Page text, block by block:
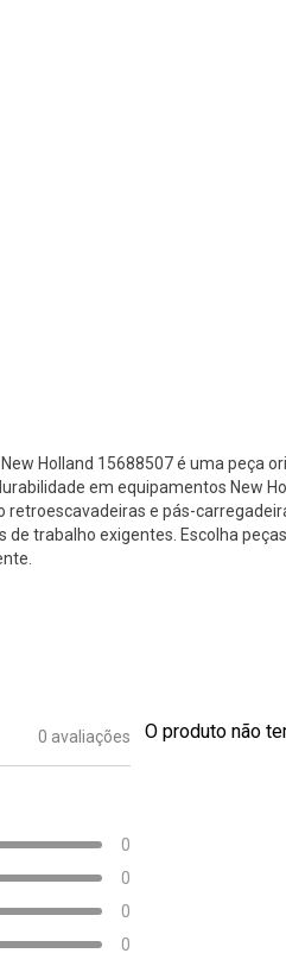
New Holland 15688507 é uma peça
em equipamentos New
e pás-
trabalho exigentes. Escolha
0 avaliações
0
0
0
0
O produto não